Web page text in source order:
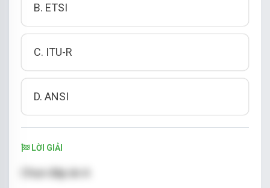
B. ETSI
C. ITU-R
D. ANSI
LỜI GIẢI
Chọn đáp án A